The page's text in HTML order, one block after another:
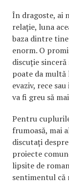
În dragoste, ai
relație, luna
baza dintre
enorm. O
discuție
poate da multă
evaziv, rece
va fi greu să
Pentru
frumoasă, mai
discutați
proiecte
lipsite de
sentimentul că